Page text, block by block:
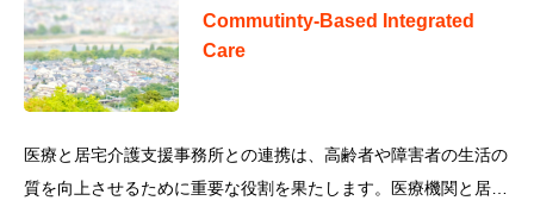
Commutinty-Based Integrated
Care
医療と居宅介護支援事務所との連携は、高齢者や障害者の生活の
質を向上させるために重要な役割を果たします。医療機関と居宅